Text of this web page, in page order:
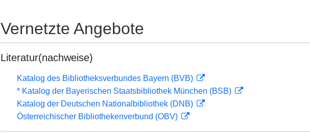
Vernetzte Angebote
Literatur(nachweise)
Katalog des Bibliotheksverbundes Bayern (BVB)
* Katalog der Bayerischen Staatsbibliothek München (BSB)
Katalog der Deutschen Nationalbibliothek (DNB)
Österreichischer Bibliothekenverbund (OBV)